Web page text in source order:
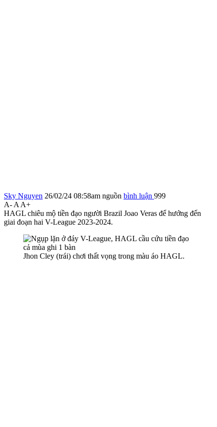
Sky Nguyen 26/02/24 08:58am nguồn bình luận 999
A- A A+
HAGL chiêu mộ tiền đạo người Brazil Joao Veras để hướng đến
giai đoạn hai V-League 2023-2024.
Jhon Cley (trái) chơi thất vọng trong màu áo HAGL.